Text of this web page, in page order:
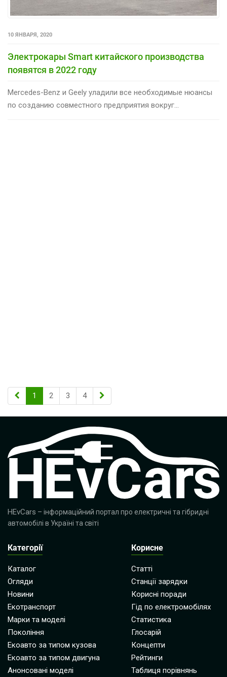
10 ЯНВАРЯ, 2020
Электрокары Smart китайского производства
появятся в 2022 году
Mercedes-Benz и Geely уладили все необходимые нюансы
по созданию совместного предприятия вокруг...
1 2 3 4
HEvCars – інформаційний портал про електричні та гібридні
автомобілі в Україні та світі
Категорії
Каталог
Огляди
Новини
Екотранспорт
Марки та моделі
Покоління
Екоавто за типом кузова
Екоавто за типом двигуна
Анонсовані моделі
Корисне
Статті
Станції зарядки
Корисні поради
Гід по електромобілях
Статистика
Глосарій
Концепти
Рейтинги
Таблиця порівнянь